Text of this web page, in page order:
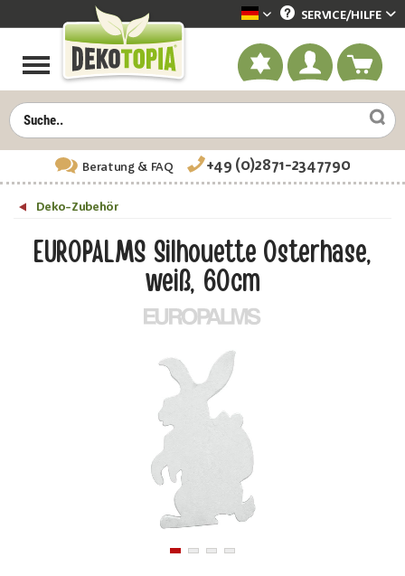
Dekotopia deutsch
SERVICE/HILFE
Beratung& FAQ +49 (0)2871-2347790
Deko-Zubehör
EUROPALMS Silhouette Osterhase,
weiß, 60cm